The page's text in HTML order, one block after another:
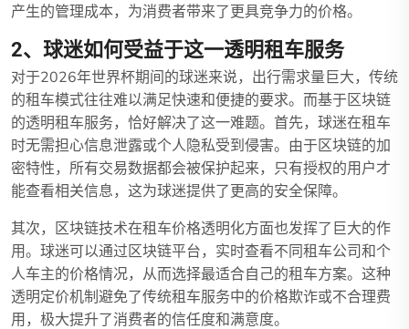
产生的管理成本，为消费者带来了更具竞争力的价格。
2、球迷如何受益于这一透明租车服务
对于2026年世界杯期间的球迷来说，出行需求量巨大，传统
的租车模式往往难以满足快速和便捷的要求。而基于区块链
的透明租车服务，恰好解决了这一难题。首先，球迷在租车
时无需担心信息泄露或个人隐私受到侵害。由于区块链的加
密特性，所有交易数据都会被保护起来，只有授权的用户才
能查看相关信息，这为球迷提供了更高的安全保障。
其次，区块链技术在租车价格透明化方面也发挥了巨大的作
用。球迷可以通过区块链平台，实时查看不同租车公司和个
人车主的价格情况，从而选择最适合自己的租车方案。这种
透明定价机制避免了传统租车服务中的价格欺诈或不合理费
用，极大提升了消费者的信任度和满意度。